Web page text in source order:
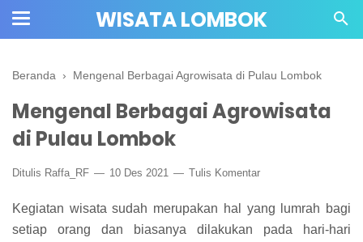
WISATA LOMBOK
Beranda › Mengenal Berbagai Agrowisata di Pulau Lombok
Mengenal Berbagai Agrowisata
di Pulau Lombok
Ditulis Raffa_RF 10 Des 2021 Tulis Komentar
Kegiatan wisata sudah merupakan hal yang lumrah bagi
setiap orang dan biasanya dilakukan pada hari-hari